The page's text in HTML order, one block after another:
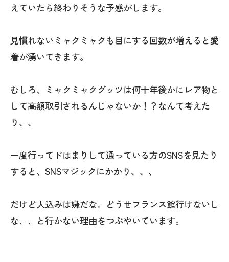
えていたら終わりそうな予感がします。
見慣れないミャクミャクも目にする回数が増えると愛
着が湧いてきます。
むしろ、ミャクミャクグッツは何十年後かにレア物と
して高額取引されるんじゃないか！？なんて考えた
り、、
一度行ってドはまりして通っている方のSNSを見たり
すると、SNSマジックにかかり、、、
だけど人込みは嫌だな。どうせフランス館行けないし
な、、と行かない理由をつぶやいています。